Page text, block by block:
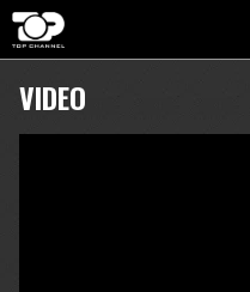
VIDEO